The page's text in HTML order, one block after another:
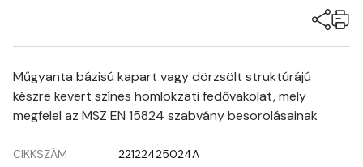
Műgyanta bázisú kapart vagy dörzsölt struktúrájú
készre kevert színes homlokzati fedővakolat, mely
megfelel az MSZ EN 15824 szabvány besorolásainak
CIKKSZÁM
22122425024A